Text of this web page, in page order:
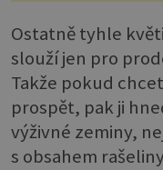
Ostatně tyhle
slouží jen pro
Takže pokud
prospět, pak ji
výživné zeminy,
s obsahem